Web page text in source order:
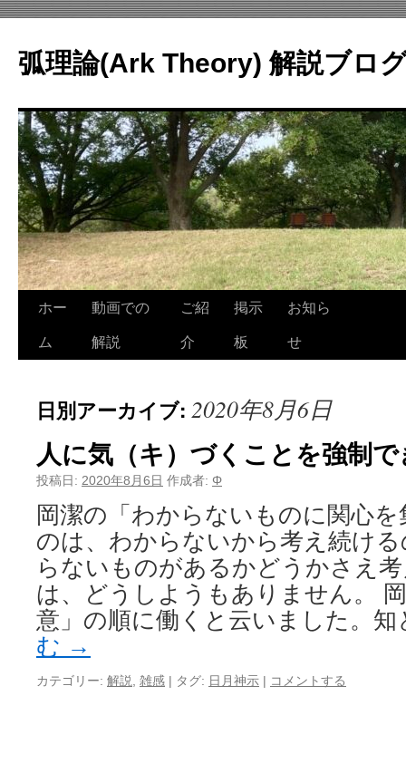
テ
ン
へ
ス
キ
ッ
プ
弧理論(Ark Theory) 解説ブロ
ホー
ム
動画での
解説
ご紹
介
掲示
板
お知ら
せ
日別アーカイブ: 2020年8月6日
人に気（キ）づくことを強制
投稿日: 2020年8月6日 作成者: Φ
岡潔の「わからないものに関心
のは、わからないから考え続け
らないものがあるかどうかさえ
は、どうしようもありません。
意」の順に働くと云いました。
む →
カテゴリー: 解説 雑感 | タグ: 日月神示 | コメントする